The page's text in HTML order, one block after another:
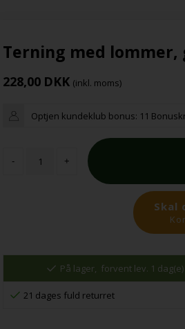
Terning med lommer,
228,00 DKK (inkl. moms)
Optjen kundeklub bonus: 11
- +
Skal
På lager, forvent lev. 1 dag(e)
21 dages fuld returret